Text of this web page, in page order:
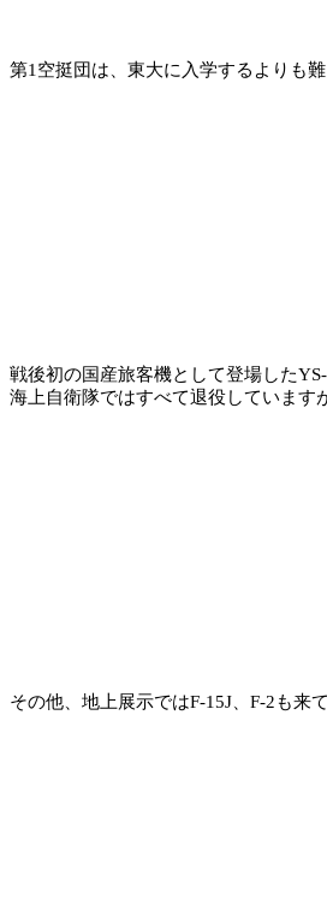
第1空挺団は、東大に入学するよりも
戦後初の国産旅客機として登場した
海上自衛隊ではすべて退役しています
その他、地上展示ではF-15J、F-2も来